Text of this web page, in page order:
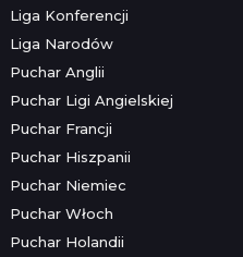
Liga Konferencji
Liga Narodów
Puchar Anglii
Puchar Ligi Angielskiej
Puchar Francji
Puchar Hiszpanii
Puchar Niemiec
Puchar Włoch
Puchar Holandii